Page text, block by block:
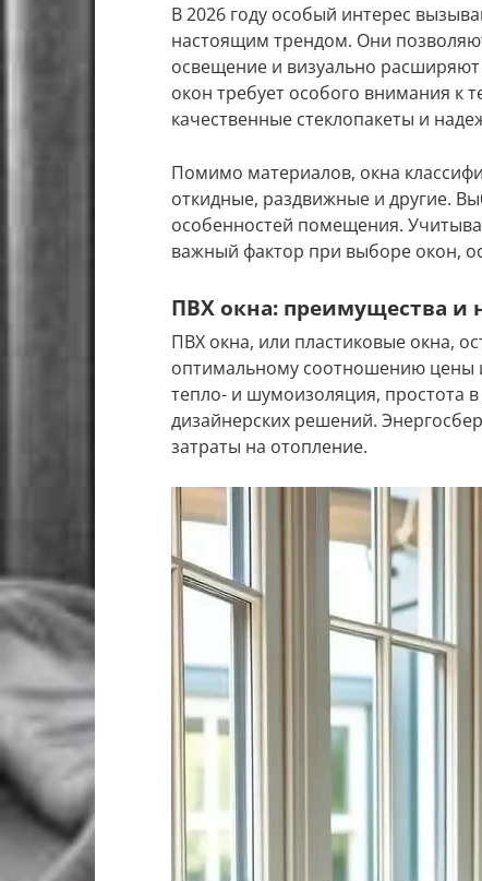
В 2026 году особый интерес
настоящим трендом. Они
освещение и визуально
окон требует особого внимания к
качественные стеклопакеты и
Помимо материалов, окна
откидные, раздвижные и другие.
особенностей помещения.
важный фактор при выборе окон,
ПВХ окна: преимущества и
ПВХ окна, или пластиковые окна,
оптимальному соотношению цены
тепло- и шумоизоляция, простота
дизайнерских решений.
затраты на отопление.